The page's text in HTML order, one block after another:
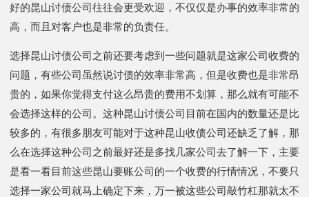
好的昆山讨债公司往往会更受欢迎，不仅仅是办事的效率非常的
高，而且对客户也是非常的负责任。
选择昆山讨债公司之前还要考虑到一些问题就是这家公司收费的
问题，有些公司虽然说讨债的效率非常高，但是收费也是非常昂
贵的，如果你觉得支付这么昂贵的费用不划算，那么就有可能不
会选择这样的公司。这种昆山讨债公司目前在国内的数量还是比
较多的，有很多朋友可能对于这种昆山收债公司还缺乏了解，那
么在选择这种公司之前最好还是多找几家公司去了解一下，主要
是看一看目前这些昆山要账公司的一个收费的行情情况，不要只
选择一家公司就马上确定下来，万一被这些公司敲竹杠那就太不